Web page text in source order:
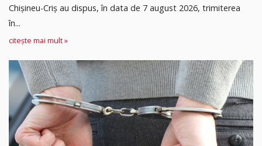
Chișineu-Criș au dispus, în data de 7 august 2026, trimiterea
în...
citește mai mult »